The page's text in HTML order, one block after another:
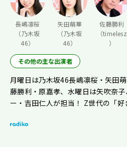
長嶋凛桜
（乃木坂
46）
矢田萌華
（乃木坂
46）
佐藤勝利
（timelesz
）
その他の主な出演者
月曜日は乃木坂46長嶋凛桜・矢田
藤勝利・原嘉孝、水曜日は矢吹奈
ー・吉田仁人が担当！ Z世代の「